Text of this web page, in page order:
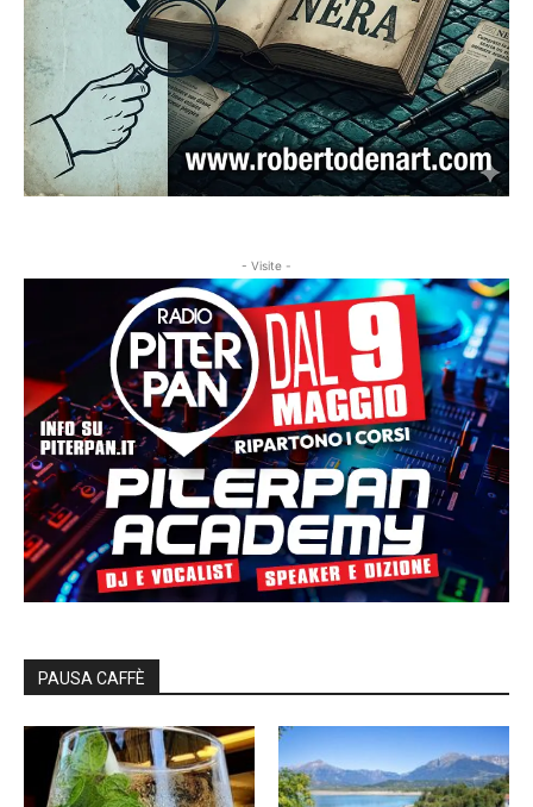
- Visite -
PAUSA CAFFÈ